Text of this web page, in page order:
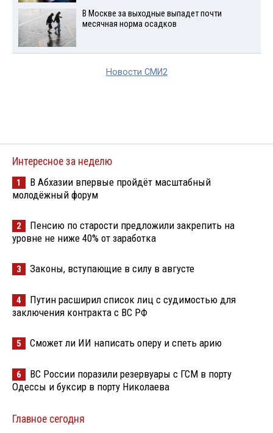
В Москве за выходные выпадет почти
месячная норма осадков
Новости СМИ2
Интересное за неделю
1
В Абхазии впервые пройдёт масштабный
молодёжный форум
2
Пенсию по старости предложили закрепить на
уровне не ниже 40% от заработка
3 Законы, вступающие в силу в августе
4
Путин расширил список лиц с судимостью для
заключения контракта с ВС РФ
5 Сможет ли ИИ написать оперу и спеть арию
6
ВС России поразили резервуары с ГСМ в порту
Одессы и буксир в порту Николаева
Главное сегодня